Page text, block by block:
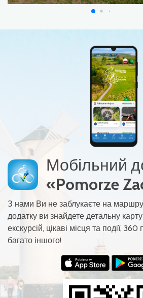
Мобільний
«Pomorze
З нами Ви не заблукаєте на
додатку ви знайдете детальну
екскурсій, цікаві місця та події,
багато іншого!